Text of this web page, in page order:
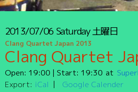
2013/07/06 Saturday土曜日
Clang Quartet Japan 2013
Clang Quartet
Open: 19:00 | Start: 19:30
Export: iCal Google Calender